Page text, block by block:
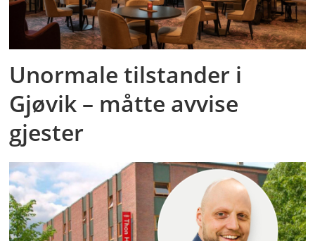
Unormale tilstander i
Gjøvik – måtte avvise
gjester